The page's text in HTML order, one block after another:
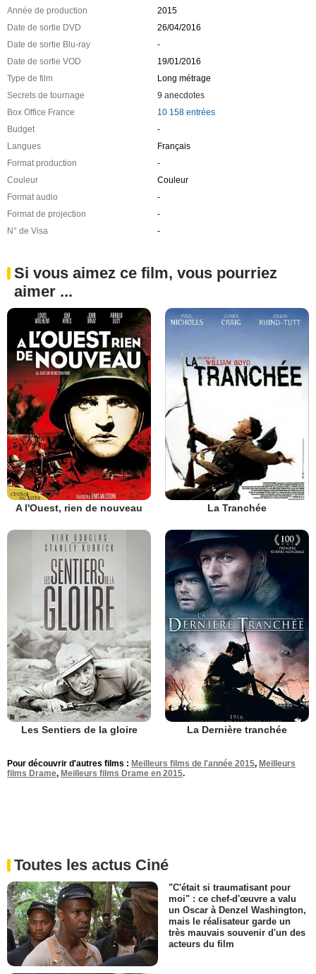
Année de production
2015
Date de sortie DVD
26/04/2016
Date de sortie Blu-ray
-
Date de sortie VOD
19/01/2016
Type de film
Long métrage
Secrets de tournage
9 anecdotes
Box Office France
10 158 entrées
Budget
-
Langues
Français
Format production
-
Couleur
Couleur
Format audio
-
Format de projection
-
N° de Visa
-
Si vous aimez ce film, vous pourriez
aimer ...
A l'Ouest, rien de nouveau La Tranchée
Les Sentiers de la gloire La Dernière tranchée
Pour découvrir d'autres films : Meilleurs films de l'année 2015, Meilleurs
films Drame, Meilleurs films Drame en 2015.
Toutes les actus Ciné
"C'était si traumatisant pour
moi" : ce chef-d'œuvre a valu
un Oscar à Denzel Washington,
mais le réalisateur garde un
très mauvais souvenir d'un des
acteurs du film